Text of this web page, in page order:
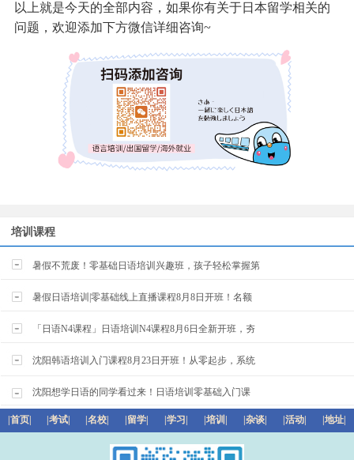
以上就是今天的全部内容，如果你有关于日本留学相关的
问题，欢迎添加下方微信详细咨询~
培训课程
暑假不荒废！零基础日语培训兴趣班，孩子轻松掌握第
暑假日语培训|零基础线上直播课程8月8日开班！名额
「日语N4课程」日语培训N4课程8月6日全新开班，夯
沈阳韩语培训入门课程8月23日开班！从零起步，系统
沈阳想学日语的同学看过来！日语培训零基础入门课
|首页| |考试| |名校| |留学| |学习| |培训| |杂谈| |活动| |地址|